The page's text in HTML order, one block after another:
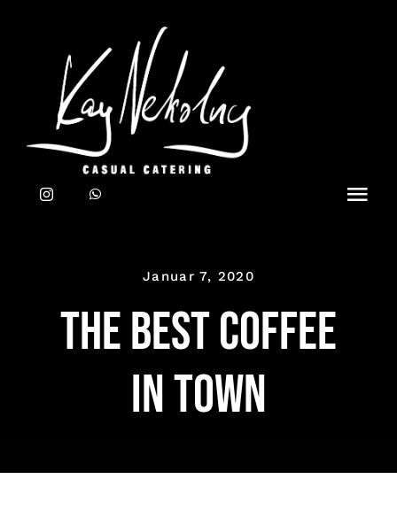
Januar 7, 2020
The best coffee
in town